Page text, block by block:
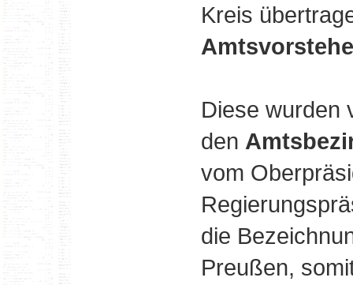
Kreis
Diese wurden
den
vom
die
Preußen,